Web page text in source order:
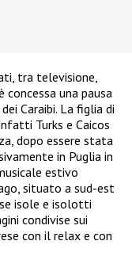
tra televisione,
concessa una pausa
Caraibi. La figlia di
Turks e Caicos
dopo essere stata
in Puglia in
estivo
situato a sud-est
isole e isolotti
condivise sui
con il relax e con